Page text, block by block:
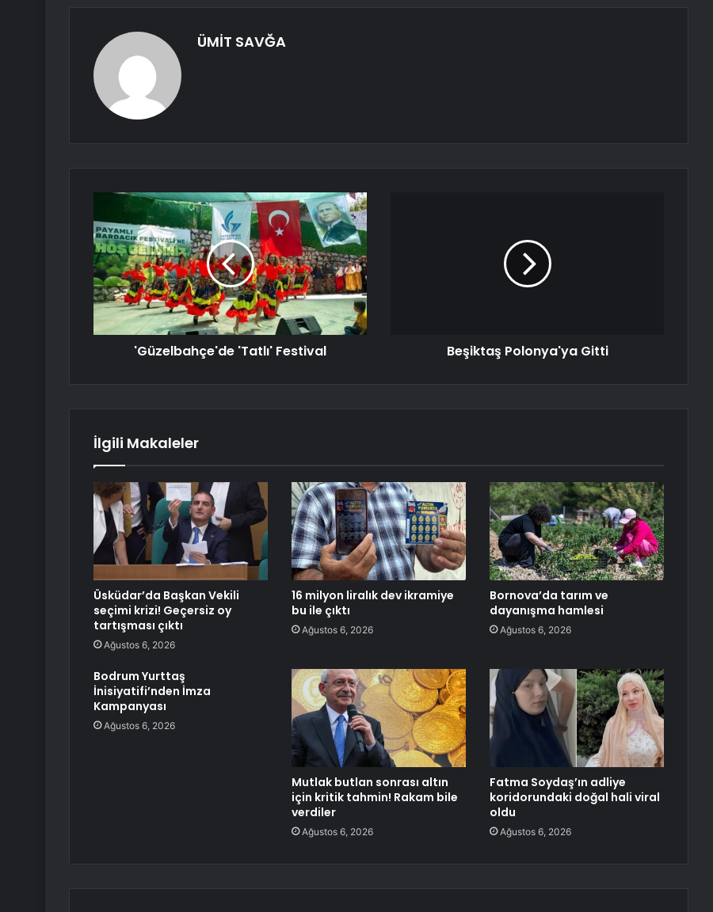
ÜMİT SAVĞA
'Güzelbahçe'de 'Tatlı' Festival Beşiktaş Polonya'ya Gitti
İlgili Makaleler
Üsküdar’da Başkan Vekili
seçimi krizi! Geçersiz oy
tartışması çıktı
Ağustos 6, 2026
16 milyon liralık dev ikramiye
bu ile çıktı
Ağustos 6, 2026
Bornova’da tarım ve
dayanışma hamlesi
Ağustos 6, 2026
Bodrum Yurttaş
İnisiyatifi’nden İmza
Kampanyası
Ağustos 6, 2026
Mutlak butlan sonrası altın
için kritik tahmin! Rakam bile
verdiler
Ağustos 6, 2026
Fatma Soydaş’ın adliye
koridorundaki doğal hali viral
oldu
Ağustos 6, 2026